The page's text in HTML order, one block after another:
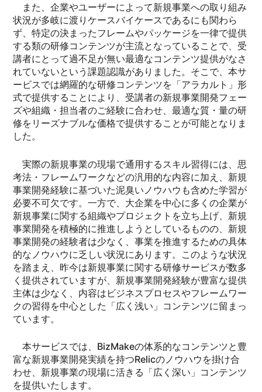
また、企業やユーザーによって新規事業への取り組み
状況が多岐に渡りケースバイケースであるにも関わら
ず、特定の決まったフレームやパッケージを一律で提供
する類の研修コンテンツが主流となっていることで、受
講者にとって過不足が無い最適なコンテンツ提供がなさ
れていないという課題認識がありました。そこで、本サ
ービスでは網羅的な研修コンテンツを「アラカルト」形
式で提供することにより、受講者の新規事業開発フェー
ズや組織・担当者のご経験に合わせ、最適な質・量の研
修をリーズナブルな価格で提供することが可能となりま
した。
実際の新規事業の現場で通用するスキル習得には、思
考法・フレームワークなどの汎用的な内容に加え、新規
事業開発経験に基づいた泥臭いノウハウも含めた学習が
必要不可欠です。一方で、大企業を中心に多くの企業が
新規事業に関する組織やプロジェクトを立ち上げ、新規
事業開発を積極的に推進しようとしているものの、新規
事業開発の経験者は少なく、事業を推進するための具体
的なノウハウに乏しい状況にあります。このような状況
を踏まえ、昨今は新規事業に関する研修サービスが数多
く提供されていますが、新規事業開発経験が豊富な提供
主体は少なく、内容はビジネスプロセスやフレームワー
クの習得を中心とした「広く浅い」コンテンツに留まっ
ています。
本サービスでは、BizMakeの体系的なコンテンツと豊
富な新規事業開発実績を持つRelicのノウハウを掛け合
わせ、新規事業の現場に活きる「広く深い」コンテンツ
を提供いたします。